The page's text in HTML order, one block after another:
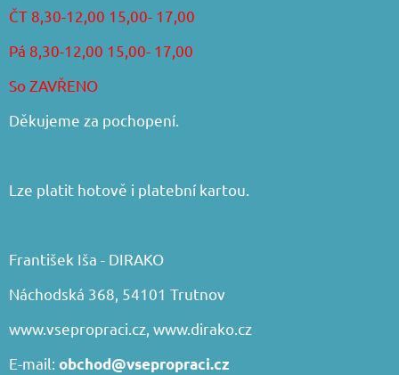
ČT 8,30-12,00 15,00- 17,00
Pá 8,30-12,00 15,00- 17,00
So ZAVŘENO
Děkujeme za pochopení.
Lze platit hotově i platební kartou.
František Iša - DIRAKO
Náchodská 368, 54101 Trutnov
www.vsepropraci.cz, www.dirako.cz
E-mail: obchod@vsepropraci.cz